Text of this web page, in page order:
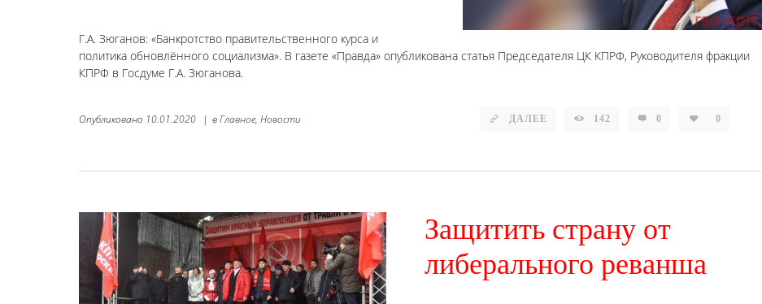
Г.А. Зюганов: «Банкротство правительственного курса и
политика обновлённого социализма». В газете «Правда» опубликована статья Председателя ЦК КПРФ, Руководителя фракции
КПРФ в Госдуме Г.А. Зюганова.
ДАЛЕЕ 142 0 0
Опубликовано 10.01.2020 | вГлавное, Новости
Защитить страну от
либерального реванша